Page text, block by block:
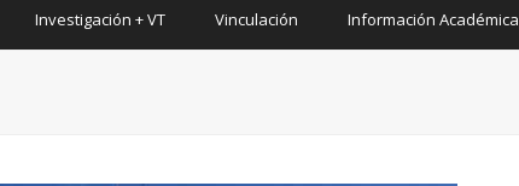
Investigación + VT Vinculación Información Académica